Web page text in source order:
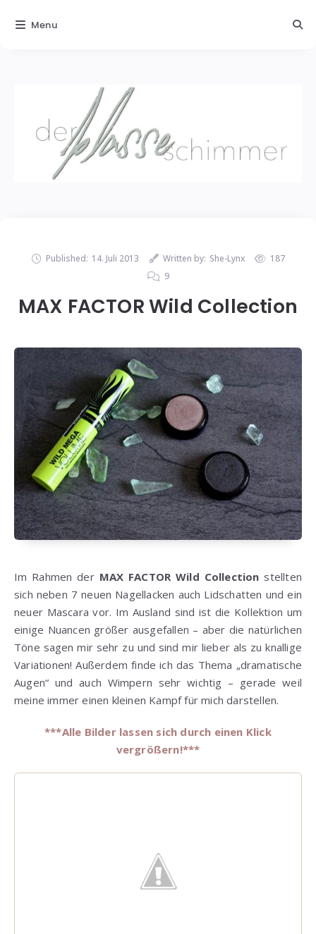
Published: 14. Juli 2013 Written by: She-Lynx
187
9
MAX FACTOR Wild Collection
Im Rahmen der MAX FACTOR Wild Collection stellten
sich neben 7 neuen Nagellacken auch Lidschatten und ein
neuer Mascara vor. Im Ausland sind ist die Kollektion um
einige Nuancen größer ausgefallen – aber die natürlichen
Töne sagen mir sehr zu und sind mir lieber als zu knallige
Variationen! Außerdem finde ich das Thema „dramatische
Augen“ und auch Wimpern sehr wichtig – gerade weil
meine immer einen kleinen Kampf für mich darstellen.
***Alle Bilder lassen sich durch einen Klick
vergrößern!***
Menu